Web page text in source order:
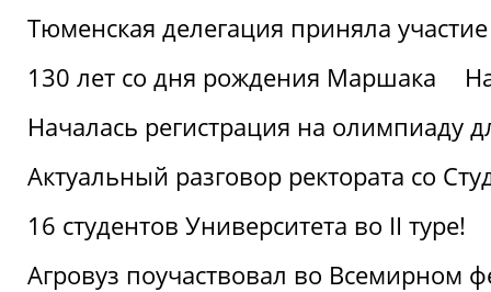
Тюменская делегация приняла
130 лет со дня рождения Маршака
Началась регистрация на олимпиаду
Актуальный разговор ректората со
16 студентов Университета во II туре!
Агровуз поучаствовал во Всемирном